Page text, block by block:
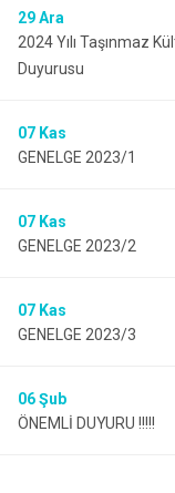
29Ara
2024 Yılı Taşınmaz
Duyurusu
07 Kas
GENELGE 2023/1
07 Kas
GENELGE 2023/2
07 Kas
GENELGE 2023/3
06Şub
ÖNEMLİ DUYURU !!!!!